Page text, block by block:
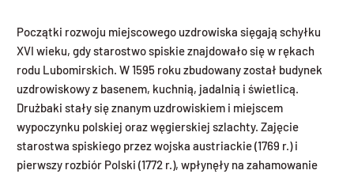
Początki rozwoju miejscowego uzdrowiska sięgają schyłku
XVI wieku, gdy starostwo spiskie znajdowało się w rękach
rodu Lubomirskich. W 1595 roku zbudowany został budynek
uzdrowiskowy z basenem, kuchnią, jadalnią i świetlicą.
Drużbaki stały się znanym uzdrowiskiem i miejscem
wypoczynku polskiej oraz węgierskiej szlachty. Zajęcie
starostwa spiskiego przez wojska austriackie (1769 r.) i
pierwszy rozbiór Polski (1772 r.), wpłynęły na zahamowanie